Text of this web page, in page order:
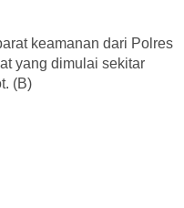
keamanan dari Polres
yang dimulai sekitar
(B)